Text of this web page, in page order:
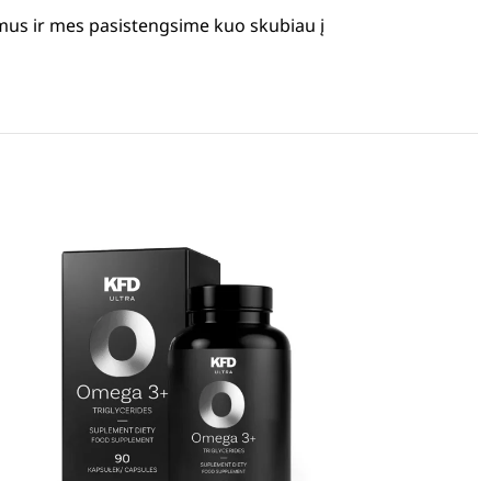
ir mes pasistengsime kuo skubiau į